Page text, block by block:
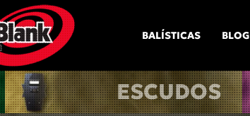
BALÍSTICAS BLOG
ESCUDOS